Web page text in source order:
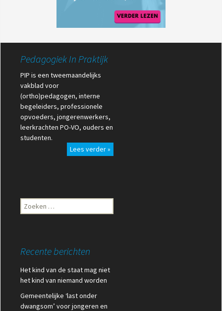
Pedagogiek In Praktijk
PIP is een tweemaandelijks
vakblad voor
(ortho)pedagogen, interne
begeleiders, professionele
opvoeders, jongerenwerkers,
leerkrachten PO-VO, ouders en
studenten.
Lees verder »
Zoeken
naar:
Recente berichten
Het kind van de staat mag niet
het kind van niemand worden
Gemeentelijke ‘last onder
dwangsom’ voor jongeren en